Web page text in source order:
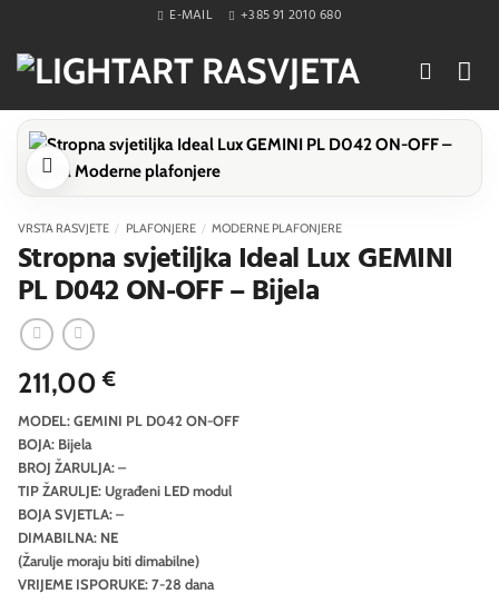
content
E-MAIL +385 91 2010 680
VRSTA RASVJETE / PLAFONJERE / MODERNE PLAFONJERE
Stropna svjetiljka Ideal Lux GEMINI
PL D042 ON-OFF – Bijela
211,00€
MODEL: GEMINI PL D042 ON-OFF
BOJA: Bijela
BROJ ŽARULJA: –
TIP ŽARULJE: Ugrađeni LED modul
BOJA SVJETLA: –
DIMABILNA: NE
(Žarulje moraju biti dimabilne)
VRIJEME ISPORUKE: 7-28 dana